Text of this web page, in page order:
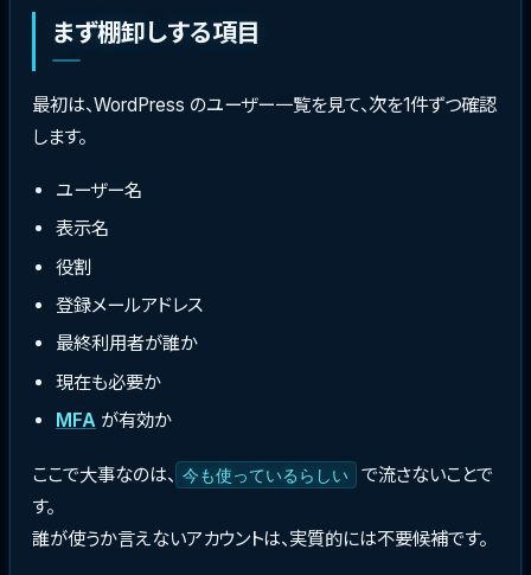
まず棚卸しする項目
最初は、WordPress のユーザー一覧を見て、次を1件ずつ確認
します。
ユーザー名
表示名
役割
登録メールアドレス
最終利用者が誰か
現在も必要か
MFAが有効か
ここで大事なのは、 今も使っているらしい
で流さないことで
す。
誰が使うか言えないアカウントは、実質的には不要候補です。